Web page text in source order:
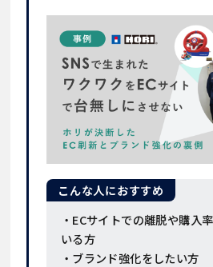
こんな人におすすめ
・ECサイトでの離脱や購入
いる方
・ブランド強化をしたい方